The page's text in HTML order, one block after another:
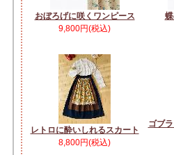
おぼろげに咲くワンピース
9,800円(税込)
レトロに酔いしれるスカート
8,800円(税込)
ゴブ